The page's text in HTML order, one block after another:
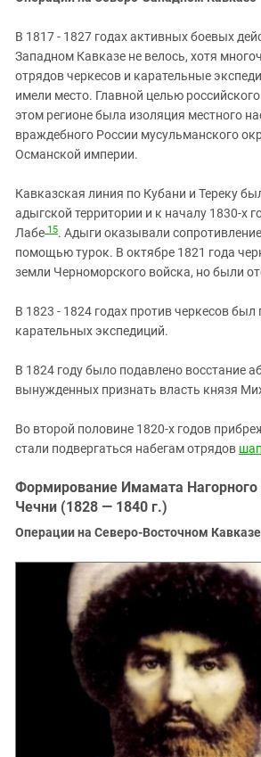
В 1817 - 1827 годах активных боевых
Западном Кавказе не велось, хотя
отрядов черкесов и карательные
имели место. Главной целью
этом регионе была изоляция местного
враждебного России мусульманского
Османской империи.
Кавказская линия по Кубани и Тереку
адыгской территории и к началу 1830-х
Лабе 15. Адыги оказывали
помощью турок. В октябре 1821 года
земли Черноморского войска, но были
В 1823 - 1824 годах против черкесов был
карательных экспедиций.
В 1824 году было подавлено восстание
вынужденных признать власть князя
Во второй половине 1820-х годов
стали подвергаться набегам отрядов
Формирование Имамата Нагорного
Чечни (1828 — 1840 г.)
Операции на Северо-Восточном Кавказе